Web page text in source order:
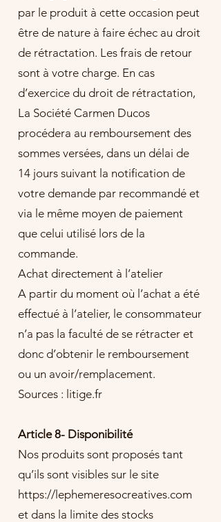
par le produit à cette occasion peut
être de nature à faire échec au droit
de rétractation. Les frais de retour
sont à votre charge. En cas
d’exercice du droit de rétractation,
La Société Carmen Ducos
procédera au remboursement des
sommes versées, dans un délai de
14 jours suivant la notification de
votre demande par recommandé et
via le même moyen de paiement
que celui utilisé lors de la
commande.
Achat directement à l’atelier
A partir du moment où l’achat a été
effectué à l’atelier, le consommateur
n’a pas la faculté de se rétracter et
donc d’obtenir le remboursement
ou un avoir/remplacement.
Sources : litige.fr
Article 8- Disponibilité
Nos produits sont proposés tant
qu’ils sont visibles sur le site
https://lephemeresocreatives.com
et dans la limite des stocks